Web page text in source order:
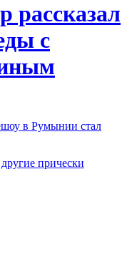
рассказал
с
в Румынии стал
прически